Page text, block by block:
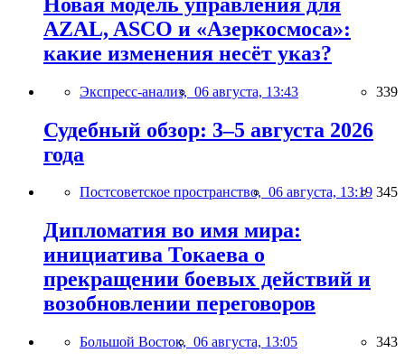
AZAL, ASCO и «Азеркосмоса»:
какие изменения несёт указ?
Экспресс-анализ, 06 августа, 13:43 339
Судебный обзор: 3–5 августа 2026
года
Постсоветское пространство, 06 августа, 13:19 345
Дипломатия во имя мира:
инициатива Токаева о
прекращении боевых действий и
возобновлении переговоров
Большой Восток, 06 августа, 13:05 343